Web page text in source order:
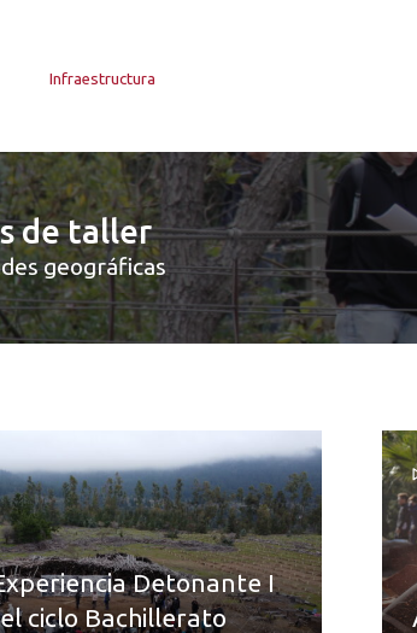
Infraestructura
de taller
geográficas
Detonante I
ciclo Bachillerato